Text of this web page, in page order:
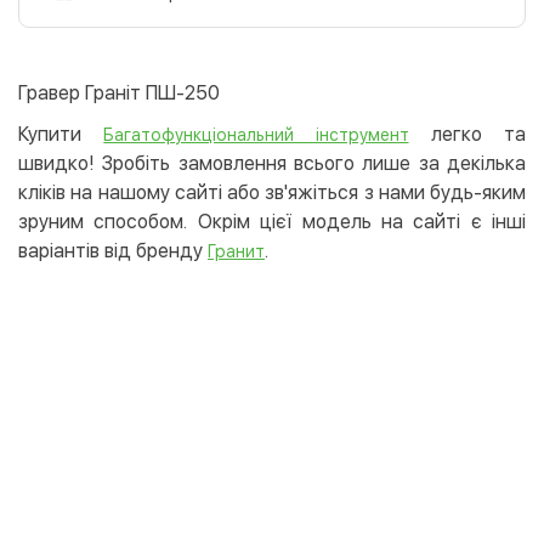
LiqPay
Apple Pay
Google Pay
Безготівковий розрахунок
Оплата на карту юр.особи
Безкоштовно
Гравер Граніт ПШ-250
КупитиБагатофункціональний інструмент
легко та
швидко! Зробіть замовлення всього лише за декілька
кліків на нашому сайті або зв'яжіться з нами будь-яким
зруним способом. Окрім цієї модель на сайті є інші
варіантів від бренду Гранит.